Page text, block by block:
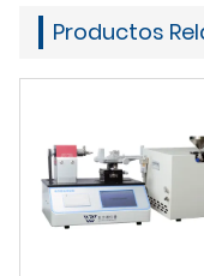
Productos